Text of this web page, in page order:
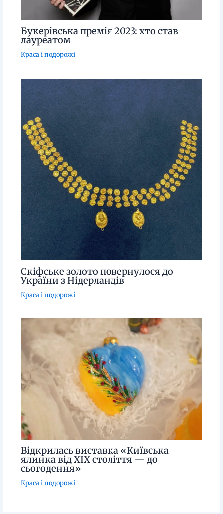
Букерівська премія 2023: хто став
лауреатом
Краса і подорожі
Скіфське золото повернулося до
України з Нідерландів
Краса і подорожі
Відкрилась виставка «Київська
ялинка від XIX століття — до
сьогодення»
Краса і подорожі